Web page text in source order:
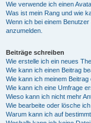
Wie verwende ich einen
Was ist mein Rang und wie
Wenn ich bei einem
anzumelden.
Beiträge schreiben
Wie erstelle ich ein neues
Wie kann ich einen Beitrag
Wie kann ich meinem
Wie kann ich eine Umfrage
Wieso kann ich nicht mehr
Wie bearbeite oder lösche
Warum kann ich auf